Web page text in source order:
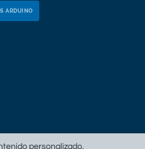
ARDUINO
personalizado.